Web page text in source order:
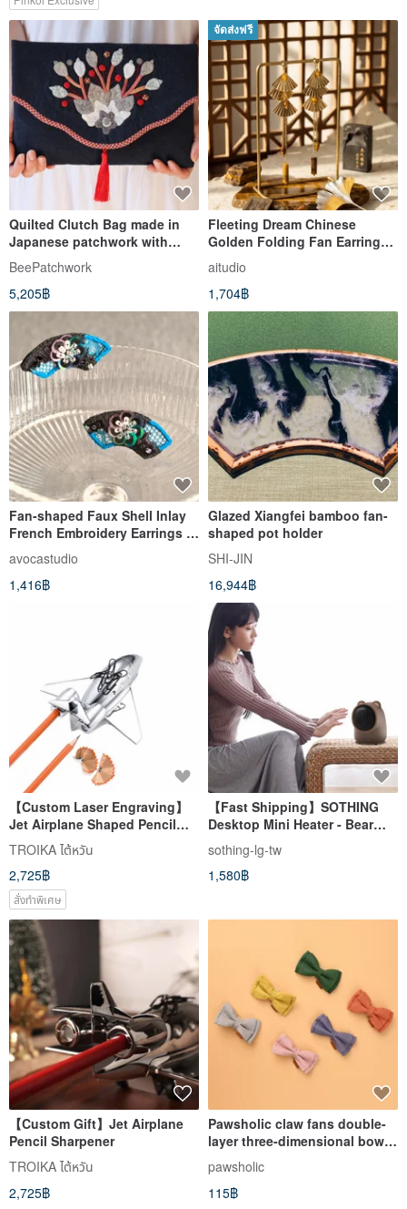
Quilted Clutch Bag made in
Japanese patchwork with
embroidery.
BeePatchwork
5,205฿
จัดส่งฟรี
Fleeting Dream Chinese
Golden Folding Fan Earrings
Oriental Classic
aitudio
1,704฿
Fan-shaped Faux Shell Inlay
French Embroidery Earrings |
Original Design
avocastudio
1,416฿
Glazed Xiangfei bamboo fan-
shaped pot holder
SHI-JIN
16,944฿
【Custom Laser Engraving】
Jet Airplane Shaped Pencil
Sharpener
TROIKA ไต้หวัน
2,725฿
สั่งทำพิเศษ
【Fast Shipping】SOTHING
Desktop Mini Heater - Bear
Edition | Special Offer for Two-
Pack Purchase
sothing-lg-tw
1,580฿
【Custom Gift】Jet Airplane
Pencil Sharpener
TROIKA ไต้หวัน
2,725฿
Pawsholic claw fans double-
layer three-dimensional bow
Pawsholic claw fans
pawsholic
115฿